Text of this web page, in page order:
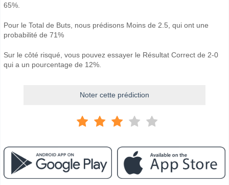
65%.
Pour le Total de Buts, nous prédisons Moins de 2.5, qui ont une
probabilité de 71%
Sur le côté risqué, vous pouvez essayer le Résultat Correct de 2-0
qui a un pourcentage de 12%.
Noter cette prédiction